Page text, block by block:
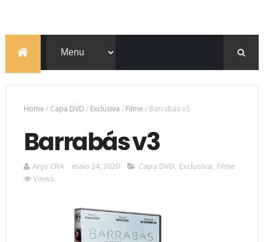
Home / Capa DVD / Exclusiva / Filme / Barrabás v3
Barrabás v3
Anjo CRA maio 24, 2020 Capa DVD, Exclusiva, Filme
Views